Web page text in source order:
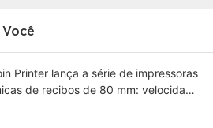
Printer lança a série de impressoras
de recibos de 80 mm: velocidade